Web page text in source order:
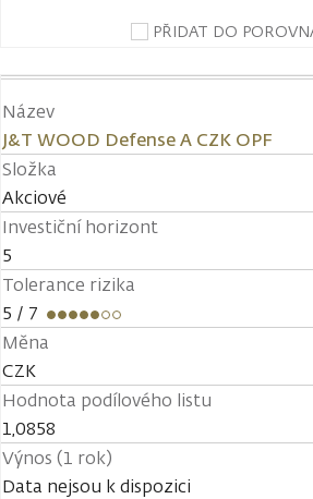
PŘIDAT DO
Název
J&T WOOD Defense A CZK OPF
Složka
Akciové
Investiční horizont
5
Tolerance rizika
5 / 7
Měna
CZK
Hodnota podílového listu
1,0858
Výnos (1 rok)
Data nejsou k dispozici